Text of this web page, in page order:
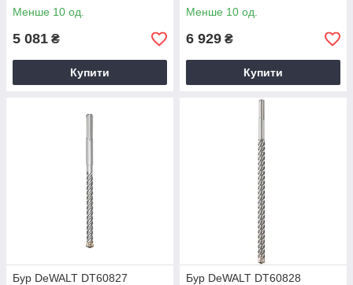
Менше 10 од.
5 081 ₴
Купити
Менше 10 од.
6 929 ₴
Купити
Бур DeWALT DT60827
Бур DeWALT DT60828